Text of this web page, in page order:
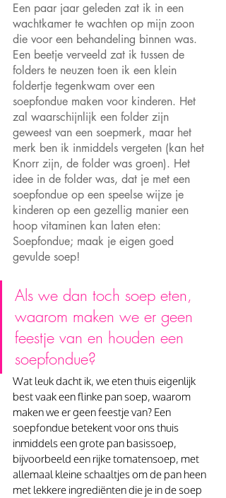
Een paar jaar geleden zat ik in een
wachtkamer te wachten op mijn zoon
die voor een behandeling binnen was.
Een beetje verveeld zat ik tussen de
folders te neuzen toen ik een klein
foldertje tegenkwam over een
soepfondue maken voor kinderen. Het
zal waarschijnlijk een folder zijn
geweest van een soepmerk, maar het
merk ben ik inmiddels vergeten (kan het
Knorr zijn, de folder was groen). Het
idee in de folder was, dat je met een
soepfondue op een speelse wijze je
kinderen op een gezellig manier een
hoop vitaminen kan laten eten:
Soepfondue; maak je eigen goed
gevulde soep!
Als we dan toch soep eten,
waarom maken we er geen
feestje van en houden een
soepfondue?
Wat leuk dacht ik, we eten thuis eigenlijk
best vaak een flinke pan soep, waarom
maken we er geen feestje van? Een
soepfondue betekent voor ons thuis
inmiddels een grote pan basissoep,
bijvoorbeeld een rijke tomatensoep, met
allemaal kleine schaaltjes om de pan heen
met lekkere ingrediënten die je in de soep